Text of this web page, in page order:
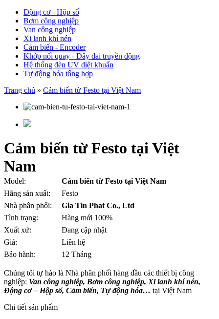
Động cơ - Hộp số
Bơm công nghiệp
Van công nghiệp
Xi lanh khí nén
Cảm biến - Encoder
Khớp nối quay - Dây đai truyền động
Hệ thống đèn UV diệt khuẩn
Tự động hóa tổng hợp
Trang chủ » Cảm biến từ Festo tại Việt Nam
Cảm biến từ Festo tại Việt
Nam
Model:
Cảm biến từ Festo tại Việt Nam
Hãng sản xuất:
Festo
Nhà phân phối:
Gia Tin Phat Co., Ltd
Tình trạng:
Hàng mới 100%
Xuất xứ:
Đang cập nhật
Giá:
Liên hệ
Bảo hành:
12 Tháng
Chúng tôi tự hào là Nhà phân phối hàng đầu các thiết bị công
nghiệp: Van công nghiệp, Bơm công nghiệp, Xi lanh khí nén,
Động cơ – Hộp số, Cảm biến, Tự động hóa… tại Việt Nam
Chi tiết sản phẩm